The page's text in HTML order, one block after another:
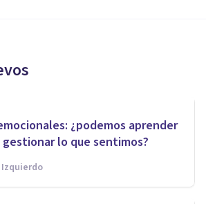
¿podemos aprender
lo que sentimos?